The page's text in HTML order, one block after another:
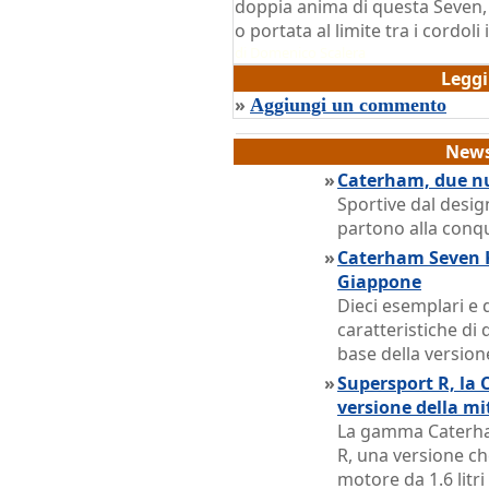
doppia anima di questa
o portata al limite tra i cordoli
» Aggiungi un commento
»Caterham, due
Sportive dal
partono alla
»Caterham
Giappone
Dieci esemplari e
caratteristiche di
base della
»Supersport R, la
versione della
La gamma
R, una versione
motore da 1.6